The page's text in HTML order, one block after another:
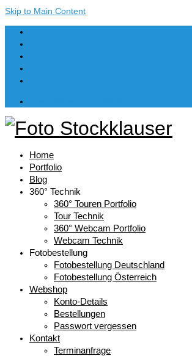
Skip to Main Content
Home
Portfolio
Blog
360° Technik
360° Touren Portfolio
Tour Technik
360° Webcam Portfolio
Webcam Technik
Fotobestellung
Fotobestellung Deutschland
Fotobestellung Österreich
Webshop
Konto-Details
Bestellungen
Passwort vergessen
Kontakt
Terminanfrage